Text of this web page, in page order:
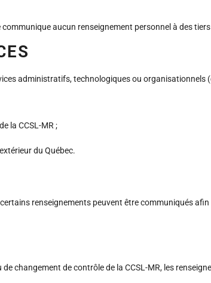
aucun renseignement personnel à des
administratifs, technologiques ou
la CCSL-MR ;
du Québec.
renseignements peuvent être communiqués
changement de contrôle de la CCSL-MR, les